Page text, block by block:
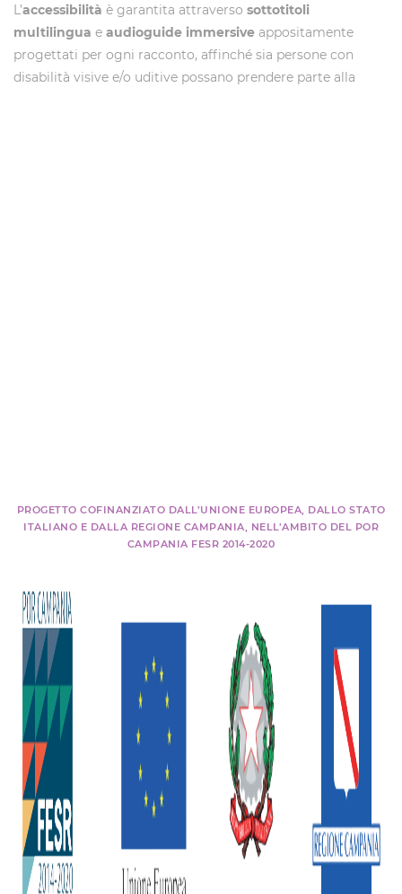
L’accessibilità è garantita attraverso sottotitoli
multilingua e audioguide immersive appositamente
progettati per ogni racconto, affinché sia persone con
disabilità visive e/o uditive possano prendere parte alla
PROGETTO COFINANZIATO DALL’UNIONE EUROPEA, DALLO STATO
ITALIANO E DALLA REGIONE CAMPANIA, NELL’AMBITO DEL POR
CAMPANIA FESR 2014-2020